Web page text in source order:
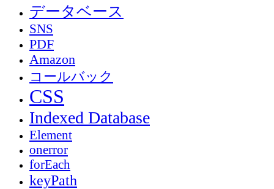
データベース
SNS
PDF
Amazon
コールバック
CSS
Indexed Database
Element
onerror
forEach
keyPath